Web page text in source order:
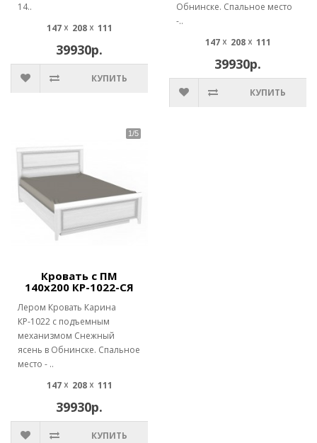
14..
147 ☓ 208 ☓ 111
39930р.
КУПИТЬ
Обнинске. Спальное место
-..
147 ☓ 208 ☓ 111
39930р.
КУПИТЬ
Кровать с ПМ
140х200 КР-1022-СЯ
Лером Кровать Карина
КР-1022 с подъемным
механизмом Снежный
ясень в Обнинске. Спальное
место - ..
147 ☓ 208 ☓ 111
39930р.
КУПИТЬ